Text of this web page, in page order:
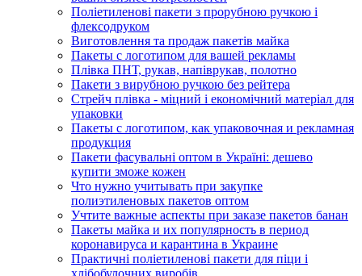
Поліетиленові пакети з прорубною ручкою і
флексодруком
Виготовлення та продаж пакетів майка
Пакеты с логотипом для вашей рекламы
Плівка ПНТ, рукав, напіврукав, полотно
Пакети з вирубною ручкою без рейтера
Стрейч плівка - міцний і економічний матеріал для
упаковки
Пакеты с логотипом, как упаковочная и рекламная
продукция
Пакети фасувальні оптом в Україні: дешево
купити зможе кожен
Что нужно учитывать при закупке
полиэтиленовых пакетов оптом
Учтите важные аспекты при заказе пакетов банан
Пакеты майка и их популярность в период
коронавируса и карантина в Украине
Практичні поліетиленові пакети для піци і
хлібобулочних виробів